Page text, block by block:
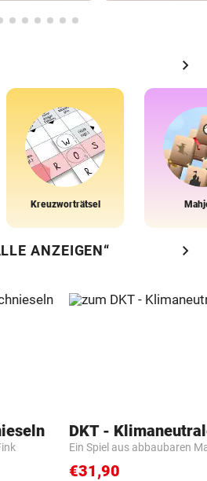
chevron_right
Kreuzworträtsel
ANZEIGEN“ chevron_right
Ein Spiel aus abbaubaren
€31,90